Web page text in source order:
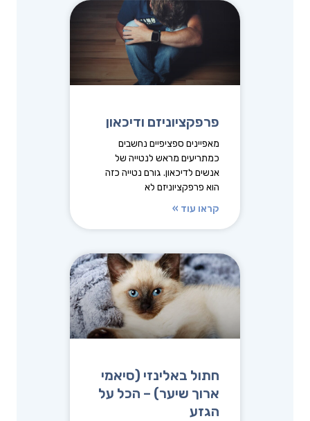
פרפקציוניזם ודיכאון
מאפיינים ספציפיים נחשבים
כמתריעים מראש לנטייה של
אנשים לדיכאון. גורם נטייה כזה
הוא פרפקציוניזם לא
קראו עוד »
חתול באלינזי (סיאמי
ארוך שיער) – הכל על
הגזע